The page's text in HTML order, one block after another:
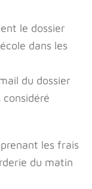
le dossier
dans les
du dossier
considéré
les frais
du matin